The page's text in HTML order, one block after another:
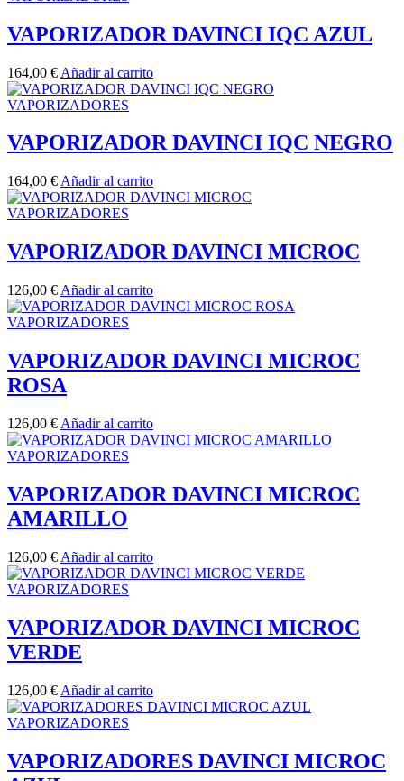
VAPORIZADOR DAVINCI IQC AZUL
164,00 € Añadir al carrito
VAPORIZADORES
VAPORIZADOR DAVINCI IQC NEGRO
164,00 € Añadir al carrito
VAPORIZADORES
VAPORIZADOR DAVINCI MICROC
126,00 € Añadir al carrito
VAPORIZADORES
VAPORIZADOR DAVINCI MICROC
ROSA
126,00 € Añadir al carrito
VAPORIZADORES
VAPORIZADOR DAVINCI MICROC
AMARILLO
126,00 € Añadir al carrito
VAPORIZADORES
VAPORIZADOR DAVINCI MICROC
VERDE
126,00 € Añadir al carrito
VAPORIZADORES
VAPORIZADORES DAVINCI MICROC